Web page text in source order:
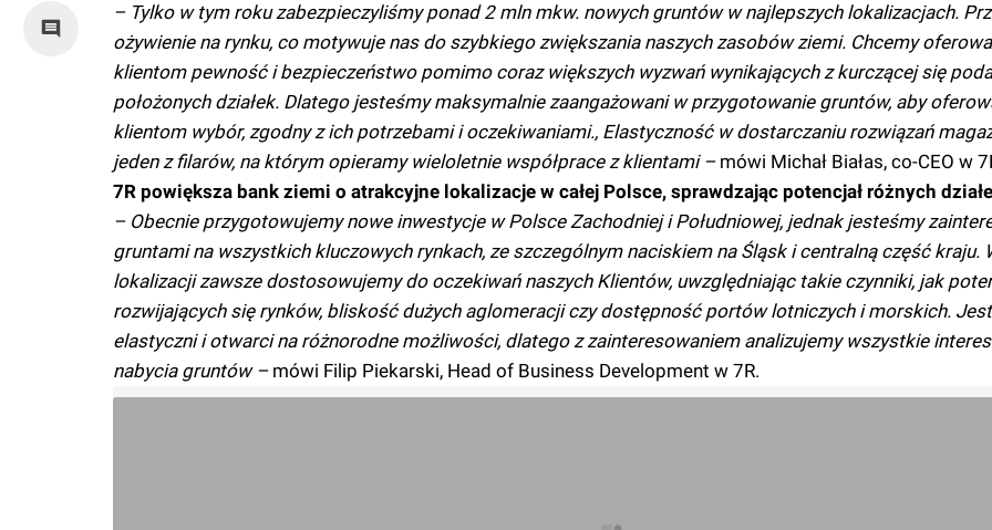
– Tylko w tym roku zabezpieczyliśmy ponad 2 mln mkw. nowych gruntów w najlepszych lokalizacjach.
ożywienie na rynku, co motywuje nas do szybkiego zwiększania naszych zasobów ziemi. Chcemy
klientom pewność i bezpieczeństwo pomimo coraz większych wyzwań wynikających z kurczącej się
położonych działek. Dlatego jesteśmy maksymalnie zaangażowani w przygotowanie gruntów, aby
klientom wybór, zgodny z ich potrzebami i oczekiwaniami., Elastyczność w dostarczaniu rozwiązań
jeden z filarów, na którym opieramy wieloletnie współprace z klientami – mówi Michał Białas, co-CEO w
7R powiększa bank ziemi o atrakcyjne lokalizacje w całej Polsce, sprawdzając potencjał różnych
– Obecnie przygotowujemy nowe inwestycje w Polsce Zachodniej i Południowej, jednak jesteśmy
gruntami na wszystkich kluczowych rynkach, ze szczególnym naciskiem na Śląsk i centralną część kraju.
lokalizacji zawsze dostosowujemy do oczekiwań naszych Klientów, uwzględniając takie czynniki, jak
rozwijających się rynków, bliskość dużych aglomeracji czy dostępność portów lotniczych i morskich.
elastyczni i otwarci na różnorodne możliwości, dlatego z zainteresowaniem analizujemy wszystkie
nabycia gruntów –mówi Filip Piekarski, Head of Business Development w 7R.